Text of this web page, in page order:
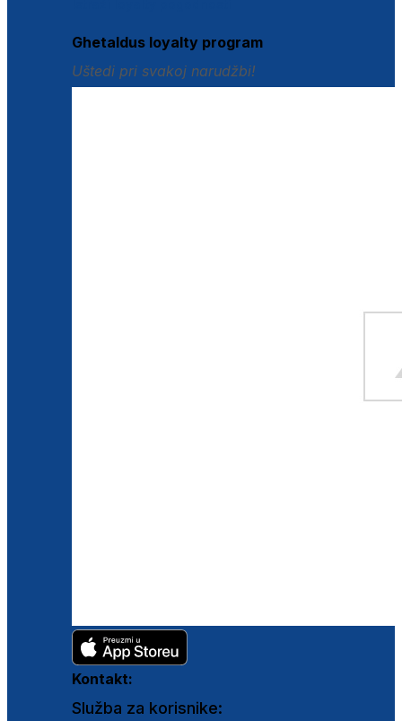
Ghetaldus loyalty program
Uštedi pri svakoj narudžbi!
Kontakt:
Služba za korisnike: